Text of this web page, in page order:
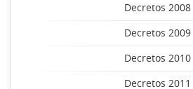
Decretos 2008
Decretos 2009
Decretos 2010
Decretos 2011